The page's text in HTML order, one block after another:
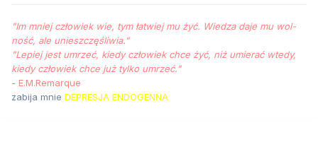
"Im mniej człowiek wie, tym łat­wiej mu żyć. Wie­dza da­je mu wol­
ność, ale unieszczęśliwia."
"Le­piej jest um­rzeć, kiedy człowiek chce żyć, niż umierać wte­dy,
kiedy człowiek chce już tyl­ko umrzeć."
- E.M.Remarque
zabija mnie DEPRESJA ENDOGENNA